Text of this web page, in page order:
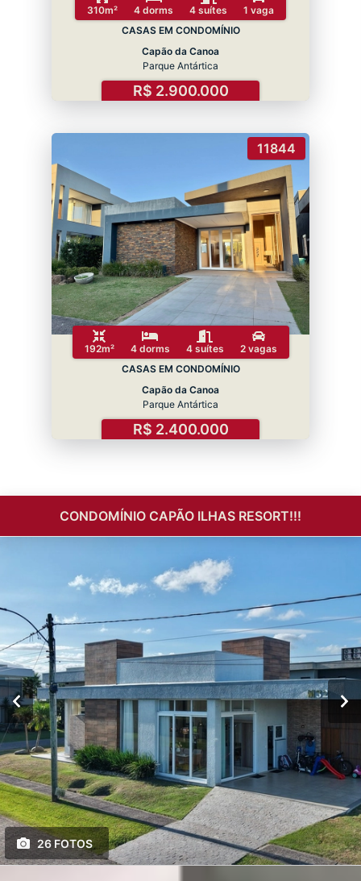
310m² 4 dorms 4 suítes
1 vaga
CASAS EM CONDOMÍNIO
Capão da Canoa
Parque Antártica
R$ 2.900.000
11844
192m² 4 dorms 4 suítes
2 vagas
CASAS EM CONDOMÍNIO
Capão da Canoa
Parque Antártica
R$ 2.400.000
CONDOMÍNIO CAPÃO ILHAS RESORT!!!
26 FOTOS